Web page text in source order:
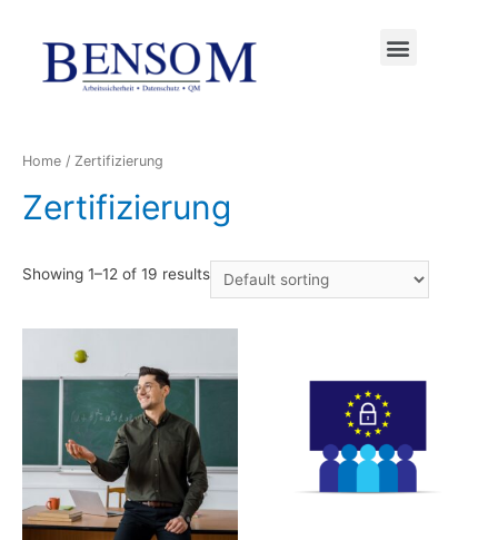
Home / Zertifizierung
Zertifizierung
Showing 1–12 of 19 results